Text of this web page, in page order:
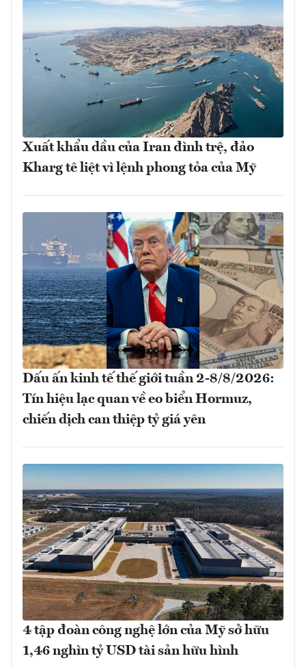
Xuất khẩu dầu của Iran đình trệ, đảo
Kharg tê liệt vì lệnh phong tỏa của Mỹ
Dấu ấn kinh tế thế giới tuần 2-8/8/2026:
Tín hiệu lạc quan về eo biển Hormuz,
chiến dịch can thiệp tỷ giá yên
4 tập đoàn công nghệ lớn của Mỹ sở hữu
1,46 nghìn tỷ USD tài sản hữu hình